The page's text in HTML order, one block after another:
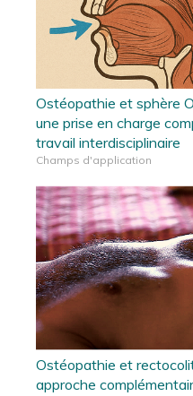
Ostéopathie et sphère
une prise en charge
travail interdisciplinaire
Champs d'application
Ostéopathie et
approche